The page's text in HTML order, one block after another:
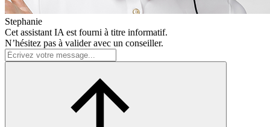
Stephanie
Cet assistant IA est fourni à titre informatif.
N’hésitez pas à valider avec un conseiller.